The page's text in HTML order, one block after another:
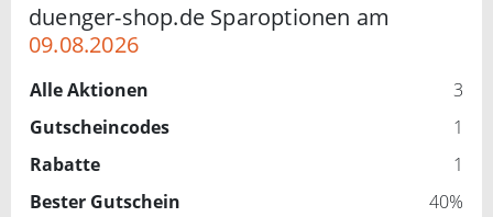
duenger-shop.de Sparoptionen am
09.08.2026
Alle Aktionen
3
Gutscheincodes
1
Rabatte
1
Bester Gutschein
40%